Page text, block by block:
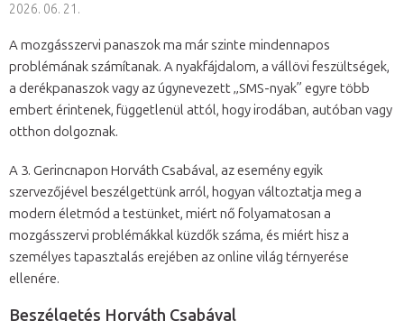
2026. 06. 21.
A mozgásszervi panaszok ma már szinte mindennapos
problémának számítanak. A nyakfájdalom, a vállövi feszültségek,
a derékpanaszok vagy az úgynevezett „SMS-nyak” egyre több
embert érintenek, függetlenül attól, hogy irodában, autóban vagy
otthon dolgoznak.
A 3. Gerincnapon Horváth Csabával, az esemény egyik
szervezőjével beszélgettünk arról, hogyan változtatja meg a
modern életmód a testünket, miért nő folyamatosan a
mozgásszervi problémákkal küzdők száma, és miért hisz a
személyes tapasztalás erejében az online világ térnyerése
ellenére.
Beszélgetés Horváth Csabával